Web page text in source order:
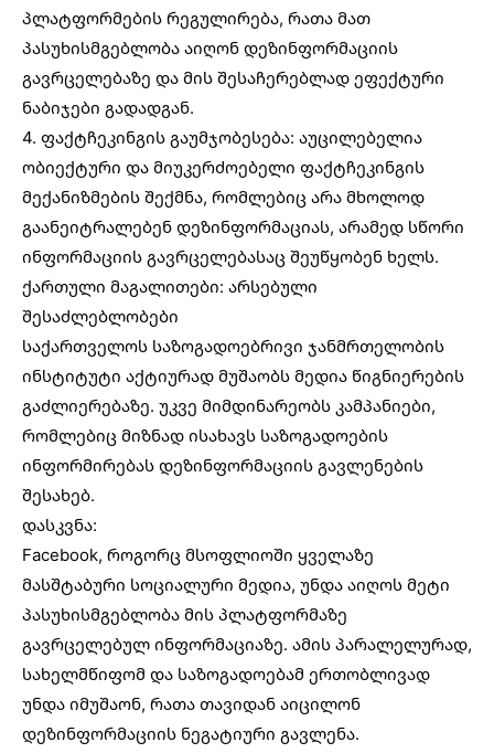
პლატფორმების რეგულირება, რათა მათ
პასუხისმგებლობა აიღონ დეზინფორმაციის
გავრცელებაზე და მის შესაჩერებლად ეფექტური
ნაბიჯები გადადგან.
4. ფაქტჩეკინგის გაუმჯობესება: აუცილებელია
ობიექტური და მიუკერძოებელი ფაქტჩეკინგის
მექანიზმების შექმნა, რომლებიც არა მხოლოდ
გაანეიტრალებენ დეზინფორმაციას, არამედ სწორი
ინფორმაციის გავრცელებასაც შეუწყობენ ხელს.
ქართული მაგალითები: არსებული
შესაძლებლობები
საქართველოს საზოგადოებრივი ჯანმრთელობის
ინსტიტუტი აქტიურად მუშაობს მედია წიგნიერების
გაძლიერებაზე. უკვე მიმდინარეობს კამპანიები,
რომლებიც მიზნად ისახავს საზოგადოების
ინფორმირებას დეზინფორმაციის გავლენების
შესახებ.
დასკვნა:
Facebook, როგორც მსოფლიოში ყველაზე
მასშტაბური სოციალური მედია, უნდა აიღოს მეტი
პასუხისმგებლობა მის პლატფორმაზე
გავრცელებულ ინფორმაციაზე. ამის პარალელურად,
სახელმწიფომ და საზოგადოებამ ერთობლივად
უნდა იმუშაონ, რათა თავიდან აიცილონ
დეზინფორმაციის ნეგატიური გავლენა.